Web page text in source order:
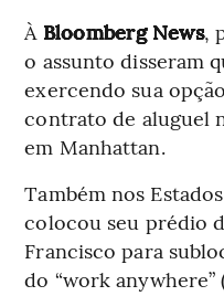
À Bloomberg News,
o assunto disseram
exercendo sua
contrato de aluguel
em Manhattan.
Também nos
colocou seu prédio
Francisco para
do “work